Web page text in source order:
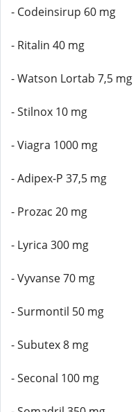
- Codeinsirup 60 mg
- Ritalin 40 mg
- Watson Lortab 7,5 mg
- Stilnox 10 mg
- Viagra 1000 mg
- Adipex-P 37,5 mg
- Prozac 20 mg
- Lyrica 300 mg
- Vyvanse 70 mg
- Surmontil 50 mg
- Subutex 8 mg
- Seconal 100 mg